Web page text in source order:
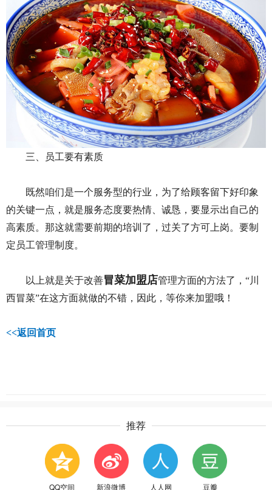
三、员工要有素质
既然咱们是一个服务型的行业，为了给顾客留下好印象
的关键一点，就是服务态度要热情、诚恳，要显示出自己的
高素质。那这就需要前期的培训了，过关了方可上岗。要制
定员工管理制度。
以上就是关于改善冒菜加盟店管理方面的方法了，“川
西冒菜”在这方面就做的不错，因此，等你来加盟哦！
<<返回首页
推荐
QQ空间 新浪微博 人人网 豆瓣